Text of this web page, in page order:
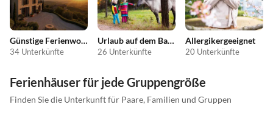
Günstige Ferienwohnungen
34 Unterkünfte
Urlaub auf dem Bauernhof
26 Unterkünfte
Allergikergeeignet
20 Unterkünfte
Ferienhäuser für jede Gruppengröße
Finden Sie die Unterkunft für Paare, Familien und Gruppen